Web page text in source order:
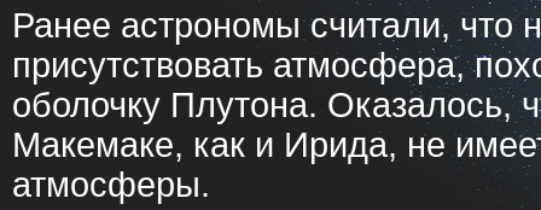
Ранее астрономы считали, что
присутствовать атмосфера,
оболочку Плутона. Оказалось,
Макемаке, как и Ирида, не
атмосферы.